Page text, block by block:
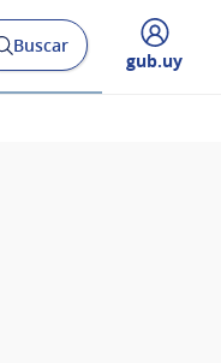
Buscar
Desplegar
gub.uy